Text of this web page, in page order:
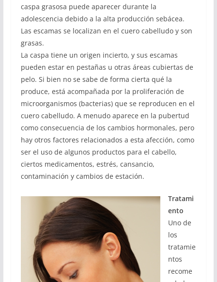
caspa grasosa puede aparecer durante la
adolescencia debido a la alta producción sebácea.
Las escamas se localizan en el cuero cabelludo y son
grasas.
La caspa tiene un origen incierto, y sus escamas
pueden estar en pestañas u otras áreas cubiertas de
pelo. Si bien no se sabe de forma cierta qué la
produce, está acompañada por la proliferación de
microorganismos (bacterias) que se reproducen en el
cuero cabelludo. A menudo aparece en la pubertud
como consecuencia de los cambios hormonales, pero
hay otros factores relacionados a esta afección, como
ser el uso de algunos productos para el cabello,
ciertos medicamentos, estrés, cansancio,
contaminación y cambios de estación.
Tratami
ento
Uno de
los
tratamie
ntos
recome